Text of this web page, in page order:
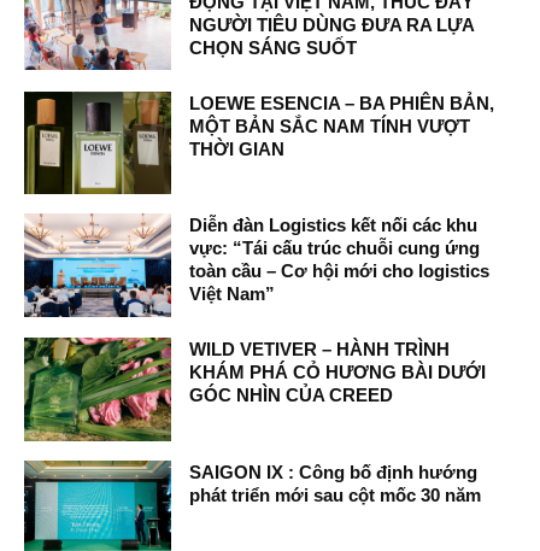
NGƯỜI TIÊU DÙNG ĐƯA RA LỰA
CHỌN SÁNG SUỐT
LOEWE ESENCIA – BA PHIÊN BẢN,
MỘT BẢN SẮC NAM TÍNH VƯỢT
THỜI GIAN
Diễn đàn Logistics kết nối các khu
vực: “Tái cấu trúc chuỗi cung ứng
toàn cầu – Cơ hội mới cho logistics
Việt Nam”
WILD VETIVER – HÀNH TRÌNH
KHÁM PHÁ CỎ HƯƠNG BÀI DƯỚI
GÓC NHÌN CỦA CREED
SAIGON IX : Công bố định hướng
phát triển mới sau cột mốc 30 năm